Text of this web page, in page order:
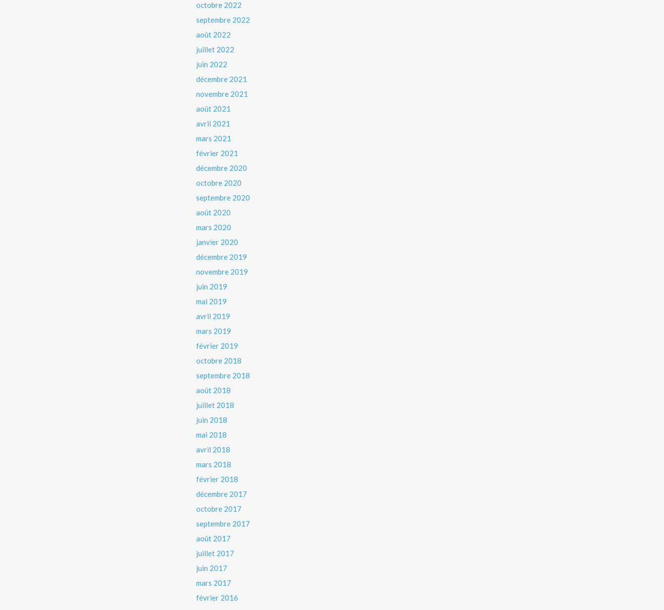
octobre 2022
septembre 2022
août 2022
juillet 2022
juin 2022
décembre 2021
novembre 2021
août 2021
avril 2021
mars 2021
février 2021
décembre 2020
octobre 2020
septembre 2020
août 2020
mars 2020
janvier 2020
décembre 2019
novembre 2019
juin 2019
mai 2019
avril 2019
mars 2019
février 2019
octobre 2018
septembre 2018
août 2018
juillet 2018
juin 2018
mai 2018
avril 2018
mars 2018
février 2018
décembre 2017
octobre 2017
septembre 2017
août 2017
juillet 2017
juin 2017
mars 2017
février 2016